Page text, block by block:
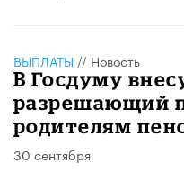
ВЫПЛАТЫ // Новость
В Госдуму
разрешающий
родителям
30 сентября